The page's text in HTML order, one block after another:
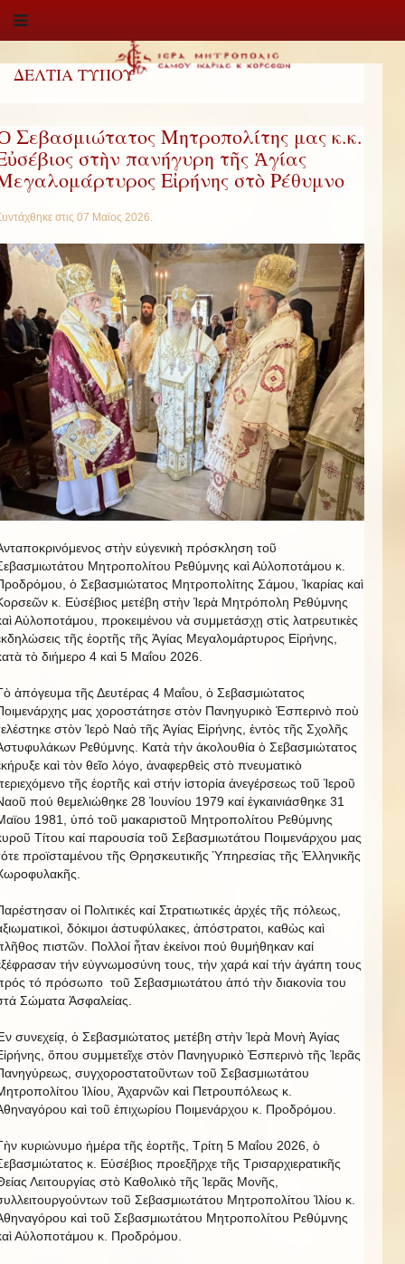
ΔΕΛΤΙΑ ΤΥΠΟΥ
Σεβασμιώτατος Μητροπολίτης μας κ.κ.
στὴν πανήγυρη τῆς Ἁγίας
Εἰρήνης στὸ Ρέθυμνο
στις 07 Μαϊος 2026.
στὴν εὐγενικὴ πρόσκληση τοῦ
Μητροπολίτου Ρεθύμνης καὶ Αὐλοποτάμου κ.
ὁ Σεβασμιώτατος Μητροπολίτης Σάμου, Ἰκαρίας καὶ
κ. Εὐσέβιος μετέβη στὴν Ἱερὰ Μητρόπολη Ρεθύμνης
Αὐλοποτάμου, προκειμένου νὰ συμμετάσχῃ στὶς λατρευτικὲς
τῆς ἑορτῆς τῆς Ἁγίας Μεγαλομάρτυρος Εἰρήνης,
τὸ διήμερο 4 καὶ 5 Μαΐου 2026.
ἀπόγευμα τῆς Δευτέρας 4 Μαΐου, ὁ Σεβασμιώτατος
μας χοροστάτησε στὸν Πανηγυρικὸ Ἑσπερινὸ ποὺ
στὸν Ἱερὸ Ναὸ τῆς Ἁγίας Εἰρήνης, ἐντὸς τῆς Σχολῆς
Ρεθύμνης. Κατὰ τὴν ἀκολουθία ὁ Σεβασμιώτατος
καὶ τὸν θεῖο λόγο, ἀναφερθεὶς στὸ πνευματικὸ
τῆς ἑορτῆς καὶ στήν ἱστορία ἀνεγέρσεως τοῦ Ἱεροῦ
πού θεμελιώθηκε 28 Ἰουνίου 1979 καί ἐγκαινιάσθηκε 31
1981, ὑπό τοῦ μακαριστοῦ Μητροπολίτου Ρεθύμνης
Τίτου καί παρουσία τοῦ Σεβασμιωτάτου Ποιμενάρχου μας
προϊσταμένου τῆς Θρησκευτικῆς Ὑπηρεσίας τῆς Ἑλληνικῆς
οἱ Πολιτικές καί Στρατιωτικές ἀρχές τῆς πόλεως,
δόκιμοι ἀστυφύλακες, ἀπόστρατοι, καθὼς καὶ
πιστῶν. Πολλοί ἦταν ἐκείνοι πού θυμήθηκαν καί
τήν εὐγνωμοσύνη τους, τήν χαρά καί τήν ἀγάπη τους
τό πρόσωπο τοῦ Σεβασμιωτάτου ἀπό τὴν διακονία του
Σώματα Ἀσφαλείας.
συνεχείᾳ, ὁ Σεβασμιώτατος μετέβη στὴν Ἱερὰ Μονὴ Ἁγίας
ὅπου συμμετεῖχε στὸν Πανηγυρικὸ Ἑσπερινὸ τῆς Ἱερᾶς
συγχοροστατοῦντων τοῦ Σεβασμιωτάτου
Ἰλίου, Ἀχαρνῶν καὶ Πετρουπόλεως κ.
καὶ τοῦ ἐπιχωρίου Ποιμενάρχου κ. Προδρόμου.
κυριώνυμο ἡμέρα τῆς ἑορτῆς, Τρίτη 5 Μαΐου 2026, ὁ
κ. Εὐσέβιος προεξῆρχε τῆς Τρισαρχιερατικῆς
Λειτουργίας στὸ Καθολικὸ τῆς Ἱερᾶς Μονῆς,
τοῦ Σεβασμιωτάτου Μητροπολίτου Ἰλίου κ.
καὶ τοῦ Σεβασμιωτάτου Μητροπολίτου Ρεθύμνης
Αὐλοποτάμου κ. Προδρόμου.